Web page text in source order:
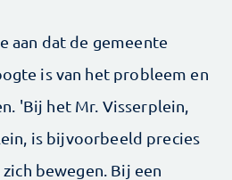
aan dat de gemeente
is van het probleem en
'Bij het Mr. Visserplein,
is bijvoorbeeld precies
bewegen. Bij een